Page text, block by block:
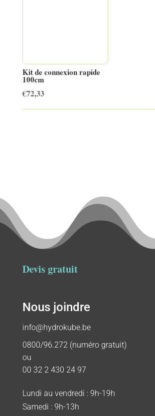
Kit de connexion rapide
100cm
€72,33
Nous joindre
info@hydrokube.be
0800/96.272 (numéro gratuit)
ou
00 32 2 430 24 97
Lundi au vendredi : 9h-19h
Samedi : 9h-13h
Devis gratuit